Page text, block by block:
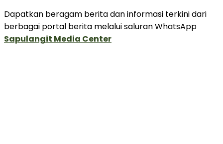
Dapatkan beragam berita dan informasi terkini dari
berbagai portal berita melalui saluran WhatsApp
Sapulangit Media Center